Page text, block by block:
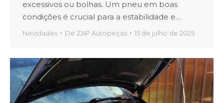
excessivos ou bolhas. Um pneu em boas
condições é crucial para a estabilidade e…
Novidades De ZAP Autopeças 15 de julho de 2025